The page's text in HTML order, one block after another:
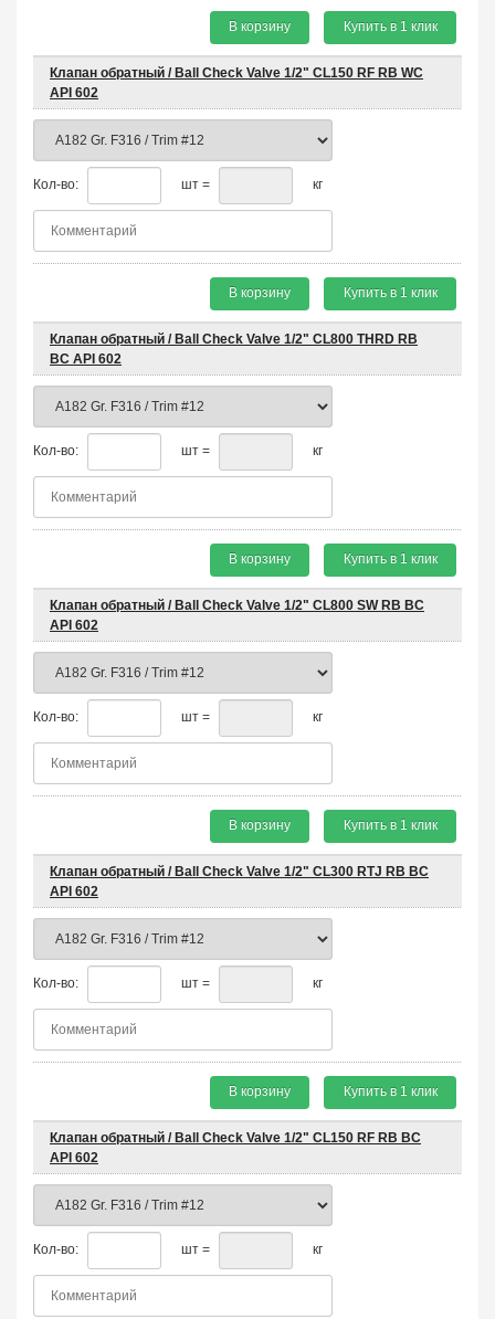
В корзину Купить в 1 клик
Клапан обратный / Ball Check Valve 1/2" CL150 RF RB WC
API 602
Кол-во: шт = кг
В корзину Купить в 1 клик
Клапан обратный / Ball Check Valve 1/2" CL800 THRD RB
BC API 602
Кол-во: шт = кг
В корзину Купить в 1 клик
Клапан обратный / Ball Check Valve 1/2" CL800 SW RB BC
API 602
Кол-во: шт = кг
В корзину Купить в 1 клик
Клапан обратный / Ball Check Valve 1/2" CL300 RTJ RB BC
API 602
Кол-во: шт = кг
В корзину Купить в 1 клик
Клапан обратный / Ball Check Valve 1/2" CL150 RF RB BC
API 602
Кол-во: шт = кг